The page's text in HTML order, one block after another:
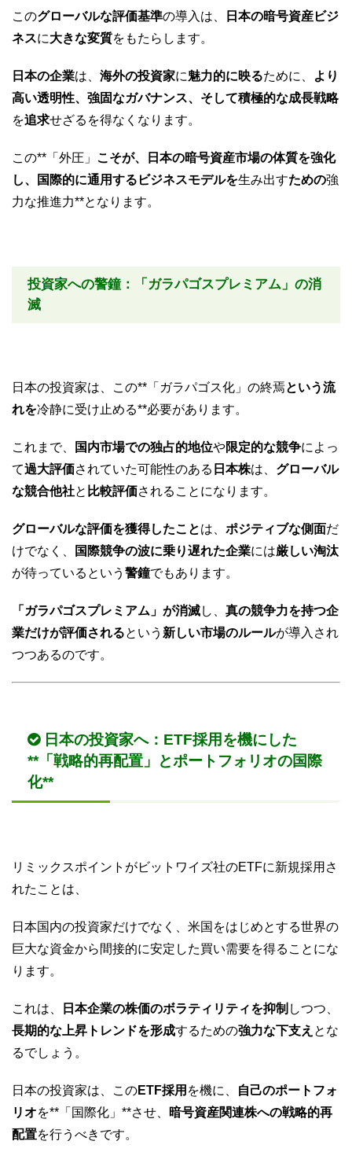
このグローバルな評価基準の導入は、
日本の暗号資産ビジ
ネスに大きな変質をもたらします。
日本の企業は、 海外の投資家に魅力的に映るために、
より
高い透明性、強固なガバナンス、そして積極的な成長戦略
を追求せざるを得なくなります。
この**「外圧」
こそが、日本の暗号資産市場の体質を強化
し、国際的に通用するビジネスモデルを生み出すための強
力な推進力**となります。
投資家への警鐘：「ガラパゴスプレミアム」の消
滅
日本の投資家は、この**「ガラパゴス化」の終焉という流
れを冷静に受け止める**必要があります。
これまで、 国内市場での独占的地位や限定的な競争によっ
て過大評価されていた可能性のある 日本株は、 グローバル
な競合他社と 比較評価されることになります。
グローバルな評価を獲得したことは、 ポジティブな側面だ
けでなく、
国際競争の波に乗り遅れた企業には厳しい淘汰
が待っているという 警鐘でもあります。
「ガラパゴスプレミアム」が消滅し、 真の競争力を持つ企
業だけが評価されるという 新しい市場のルールが導入され
つつあるのです。
日本の投資家へ： ETF採用 を機にした
**「戦略的再配置」
とポートフォリオの国際
化**
リミックスポイントがビットワイズ社のETFに新規採用さ
れたことは、
日本国内の投資家だけでなく、米国をはじめとする世界の
巨大な資金から間接的に安定した買い需要を得ることにな
ります。
これは、 日本企業の株価のボラティリティを抑制 しつつ、
長期的な上昇トレンドを形成するための強力な下支え とな
るでしょう。
日本の投資家は、このETF採用 を機に、
自己のポートフォ
リオを**「国際化」**させ、
暗号資産関連株への戦略的再
配置を行うべきです。